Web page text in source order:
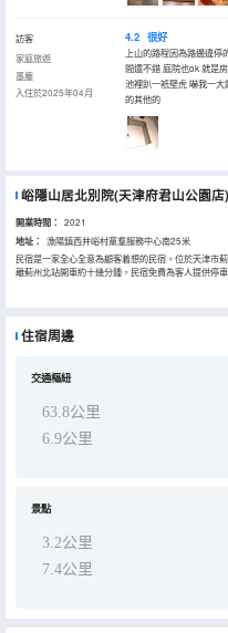
訪客
家庭旅遊
墨塵
入住於2025年04月
4.2 很好
上山的路程因為路邊違
間還不錯 庭院也ok 就是
池裡趴一衹壁虎 嚇我一
的其他的
峪隱山居北別院(天津府君山公園店)
開業時間： 2021
地址：
漁陽鎮西井峪村黨羣服務中心南25米
民宿是一家全心全意為顧客着想的民宿。位於天津市
離薊州北站開車約十幾分鍾，民宿免費為客人提供停
民宿房間內部基礎設施完善，24小時熱水不限量提供
盡有，顧客在這裏可以玩的開心，吃的愉快。總而言
住宿周邊
交通樞紐
63.8公里
6.9公里
景點
3.2公里
7.4公里